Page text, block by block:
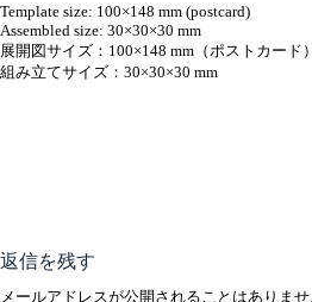
Template size: 100×148 mm (postcard)
Assembled size: 30×30×30 mm
展開図サイズ：100×148 mm（ポストカード）
組み立てサイズ：30×30×30 mm
返信を残す
メールアドレスが公開されることはありませ